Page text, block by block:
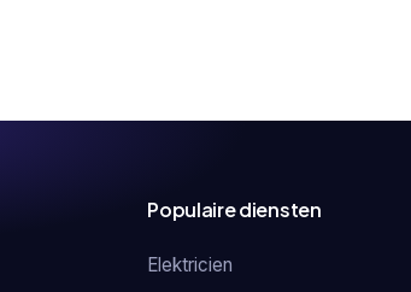
Populaire diensten
Elektricien